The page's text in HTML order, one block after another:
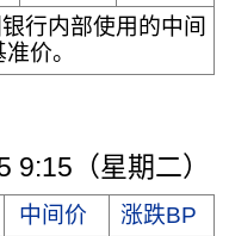
行内部使用的中间
价。
（星期二）
中间价
涨跌BP